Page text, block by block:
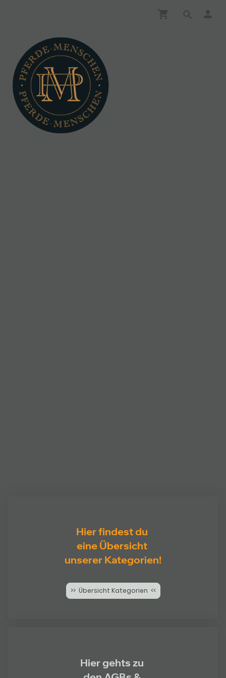
Hier findest du
eine Übersicht
unserer Kategorien!
>> Übersicht Kategorien <<
Hier gehts zu